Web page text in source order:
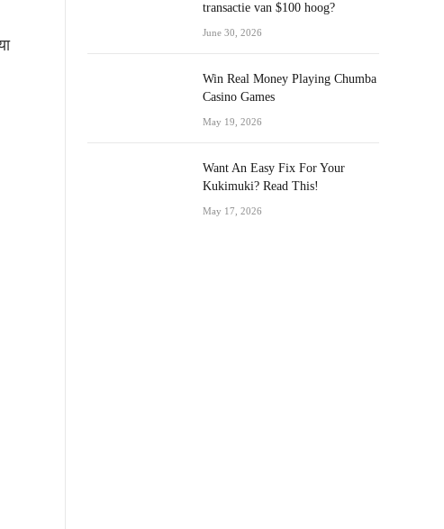
transactie van $100 hoog?
June 30, 2026
Win Real Money Playing Chumba
Casino Games
May 19, 2026
Want An Easy Fix For Your
Kukimuki? Read This!
May 17, 2026